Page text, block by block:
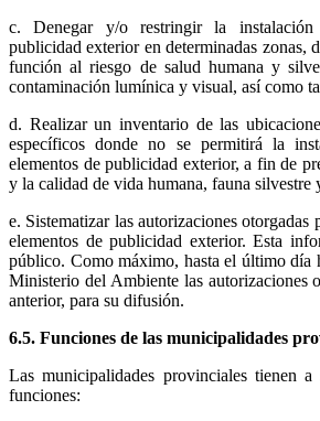
c. Denegar y/o restringir la
publicidad exterior en determinadas zonas,
función al riesgo de salud humana y
contaminación lumínica y visual, así como
d. Realizar un inventario de las
específicos donde no se permitirá la
elementos de publicidad exterior, a fin de
y la calidad de vida humana, fauna silvestre
e. Sistematizar las autorizaciones otorgadas
elementos de publicidad exterior. Esta
público. Como máximo, hasta el último día
Ministerio del Ambiente las autorizaciones
anterior, para su difusión.
6.5. Funciones de las municipalidades
Las municipalidades provinciales tienen
funciones: